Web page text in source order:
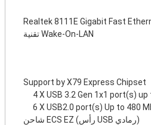
Realtek 8111E Gigabit Fast
تقنية Wake-On-LAN
Support by X79 Express Chipset
4 X USB 3.2 Gen 1x1 port(s)
6 X USB2.0 port(s) Up to 480
شاحن ECS EZ (رأس USB رمادي)